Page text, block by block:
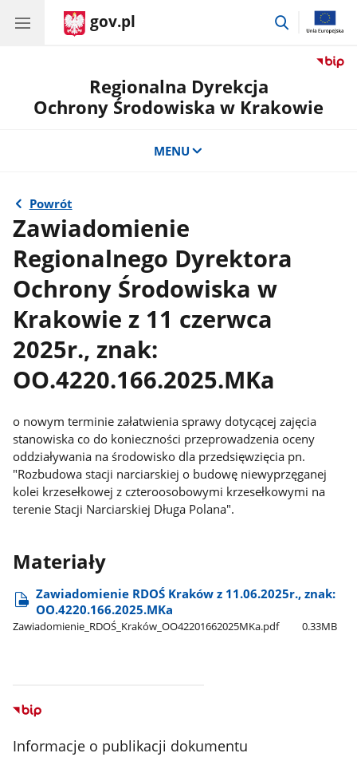
gov.pl
przejdź
Regionalna Dyrekcja
Ochrony Środowiska w Krakowie
MENU
Powrót
Zawiadomienie
Regionalnego Dyrektora
Ochrony Środowiska w
Krakowie z 11 czerwca
2025r., znak:
OO.4220.166.2025.MKa
o nowym terminie załatwienia sprawy dotycącej zajęcia
stanowiska co do konieczności przeprowadzenia oceny
oddziaływania na środowisko dla przedsięwzięcia pn.
"Rozbudowa stacji narciarskiej o budowę niewyprzęganej
kolei krzesełkowej z czteroosobowymi krzesełkowymi na
terenie Stacji Narciarskiej Długa Polana".
Materiały
Zawiadomienie RDOŚ Kraków z 11.06.2025r., znak:
OO.4220.166.2025.MKa
Zawiadomienie​_RDOŚ​_Kraków​_OO42201662025MKa.pdf 0.33MB
Informacje o publikacji dokumentu